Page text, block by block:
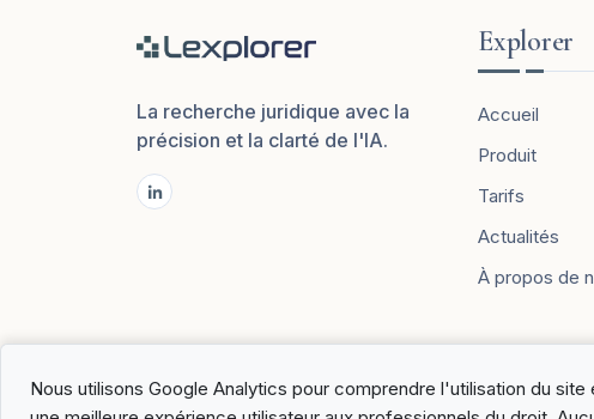
Nous utilisons Google Analytics pour comprendre l'utilisation du
La recherche juridique avec la
précision et la clarté de l'IA.
Explorer
Accueil
Produit
Tarifs
Actualités
À propos de